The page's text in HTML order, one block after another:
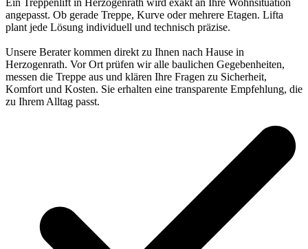
Ein Treppenlift in Herzogenrath wird exakt an Ihre Wohnsituation
angepasst. Ob gerade Treppe, Kurve oder mehrere Etagen. Lifta
plant jede Lösung individuell und technisch präzise.
Unsere Berater kommen direkt zu Ihnen nach Hause in
Herzogenrath. Vor Ort prüfen wir alle baulichen Gegebenheiten,
messen die Treppe aus und klären Ihre Fragen zu Sicherheit,
Komfort und Kosten. Sie erhalten eine transparente Empfehlung, die
zu Ihrem Alltag passt.